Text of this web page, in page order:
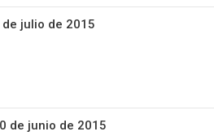
julio de 2015
de junio de 2015